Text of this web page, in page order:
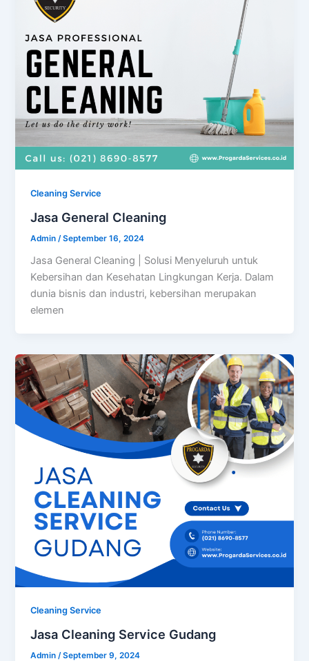
Cleaning Service
Jasa General Cleaning
Admin /September 16, 2024
Jasa General Cleaning | Solusi Menyeluruh untuk
Kebersihan dan Kesehatan Lingkungan Kerja. Dalam
dunia bisnis dan industri, kebersihan merupakan
elemen
Cleaning Service
Jasa Cleaning Service Gudang
Admin/September 9, 2024